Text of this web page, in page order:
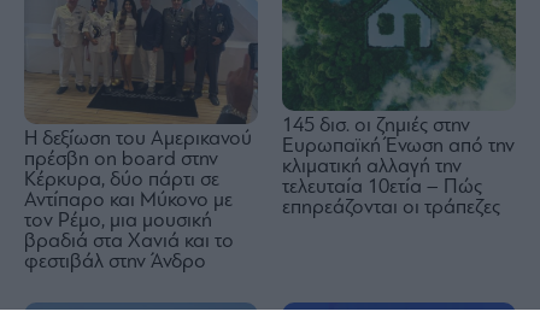
H δεξίωση του Αμερικανού
πρέσβη on board στην
Κέρκυρα, δύο πάρτι σε
Αντίπαρο και Μύκονο με
τον Ρέμο, μια μουσική
βραδιά στα Χανιά και το
φεστιβάλ στην Άνδρο
145 δισ. οι ζημιές στην
Ευρωπαϊκή Ένωση από την
κλιματική αλλαγή την
τελευταία 10ετία – Πώς
επηρεάζονται οι τράπεζες